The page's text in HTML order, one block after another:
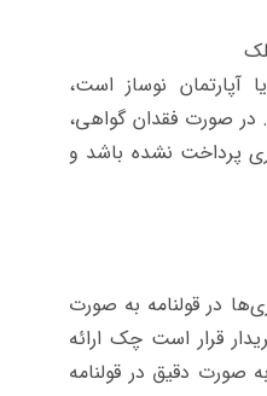
آپارتمان نوساز است،
در صورت فقدان گواهی،
پرداخت نشده باشد و
در قولنامه به صورت
قرار است چک ارائه
دقیق در قولنامه